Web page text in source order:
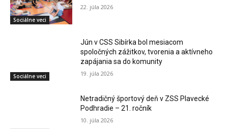
Sociálne veci
22. júla 2026
Sociálne veci
Jún v CSS Sibírka bol mesiacom
spoločných zážitkov, tvorenia a aktívneho
zapájania sa do komunity
19. júla 2026
Netradičný športový deň v ZSS Plavecké
Podhradie – 21. ročník
10. júla 2026